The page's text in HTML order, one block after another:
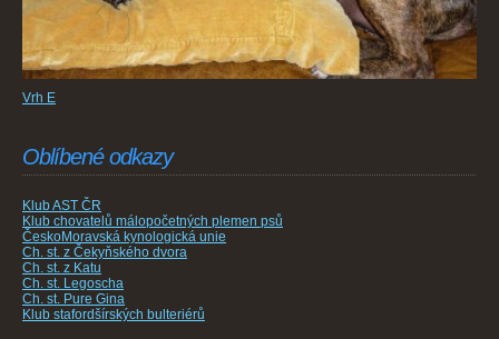
Vrh E
Oblíbené odkazy
Klub AST ČR
Klub chovatelů málopočetných plemen psů
ČeskoMoravská kynologická unie
Ch. st. z Čekyňského dvora
Ch. st. z Katu
Ch. st. Legoscha
Ch. st. Pure Gina
Klub stafordšírských bulteriérů